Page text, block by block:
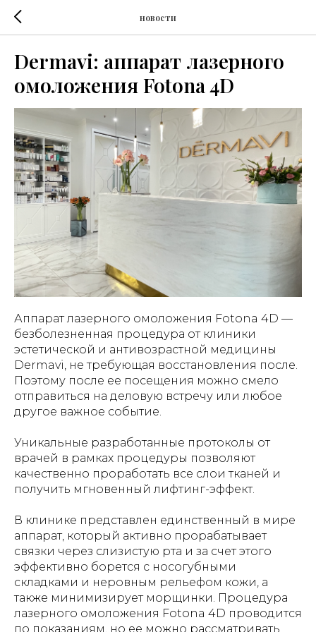
новости
Dermavi: аппарат лазерного
омоложения Fotona 4D
Аппарат лазерного омоложения Fotona 4D —
безболезненная процедура от клиники
эстетической и антивозрастной медицины
Dermavi, не требующая восстановления после.
Поэтому после ее посещения можно смело
отправиться на деловую встречу или любое
другое важное событие.
Уникальные разработанные протоколы от
врачей в рамках процедуры позволяют
качественно проработать все слои тканей и
получить мгновенный лифтинг-эффект.
В клинике представлен единственный в мире
аппарат, который активно прорабатывает
связки через слизистую рта и за счет этого
эффективно борется с носогубными
складками и неровным рельефом кожи, а
также минимизирует морщинки. Процедура
лазерного омоложения Fotona 4D проводится
по показаниям, но ее можно рассматривать